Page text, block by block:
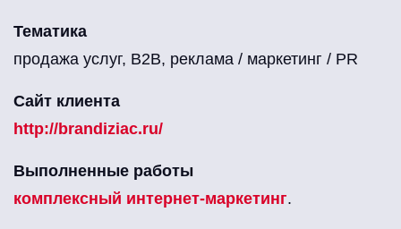
Тематика
продажа услуг, B2B, реклама / маркетинг / PR
Сайт клиента
http://brandiziac.ru/
Выполненные работы
комплексный интернет-маркетинг.